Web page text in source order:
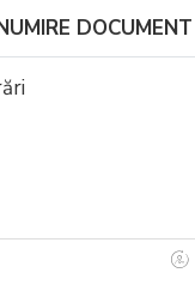
DOCUMENT